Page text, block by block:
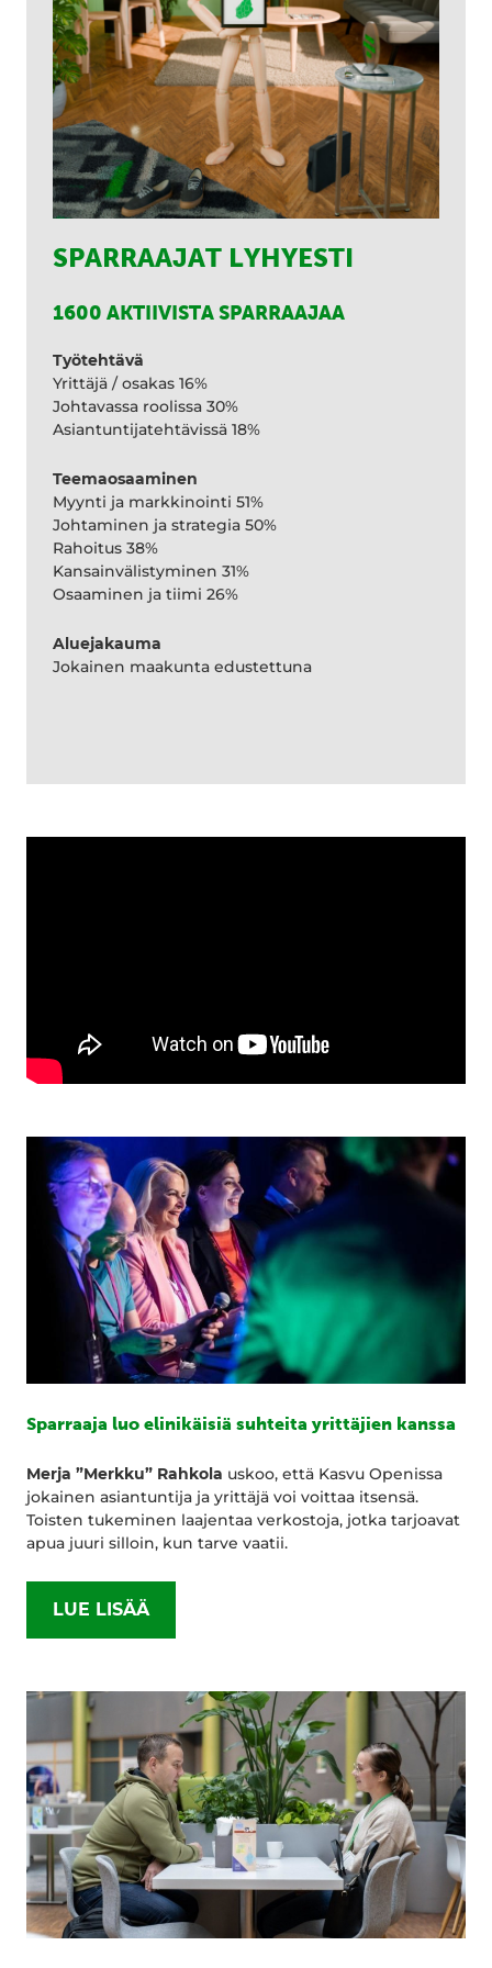
SPARRAAJAT LYHYESTI
1600 AKTIIVISTA SPARRAAJAA
Työtehtävä
Yrittäjä / osakas 16%
Johtavassa roolissa 30%
Asiantuntijatehtävissä 18%
Teemaosaaminen
Myynti ja markkinointi 51%
Johtaminen ja strategia 50%
Rahoitus 38%
Kansainvälistyminen 31%
Osaaminen ja tiimi 26%
Aluejakauma
Jokainen maakunta edustettuna
Sparraaja luo elinikäisiä suhteita yrittäjien kanssa
Merja ”Merkku” Rahkola uskoo, että Kasvu Openissa
jokainen asiantuntija ja yrittäjä voi voittaa itsensä.
Toisten tukeminen laajentaa verkostoja, jotka tarjoavat
apua juuri silloin, kun tarve vaatii.
LUE LISÄÄ